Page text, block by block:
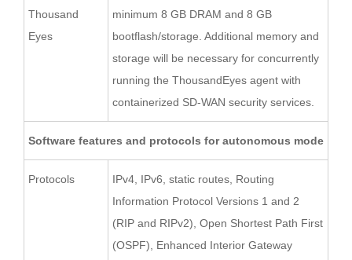
Thousand
Eyes
minimum 8 GB DRAM and 8 GB
bootflash/storage. Additional memory and
storage will be necessary for concurrently
running the ThousandEyes agent with
containerized SD-WAN security services.
Software features and protocols for autonomous mode
Protocols
IPv4, IPv6, static routes, Routing
Information Protocol Versions 1 and 2
(RIP and RIPv2), Open Shortest Path First
(OSPF), Enhanced Interior Gateway